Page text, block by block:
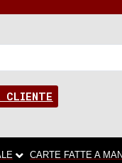
CLIENTE
CARTE FATTE A